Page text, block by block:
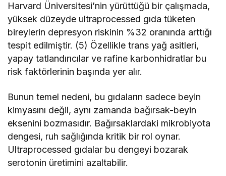
Harvard Üniversitesi’nin yürüttüğü bir çalışmada,
yüksek düzeyde ultraprocessed gıda tüketen
bireylerin depresyon riskinin %32 oranında arttığı
tespit edilmiştir. (5) Özellikle trans yağ asitleri,
yapay tatlandırıcılar ve rafine karbonhidratlar bu
risk faktörlerinin başında yer alır.
Bunun temel nedeni, bu gıdaların sadece beyin
kimyasını değil, aynı zamanda bağırsak-beyin
eksenini bozmasıdır. Bağırsaklardaki mikrobiyota
dengesi, ruh sağlığında kritik bir rol oynar.
Ultraprocessed gıdalar bu dengeyi bozarak
serotonin üretimini azaltabilir.